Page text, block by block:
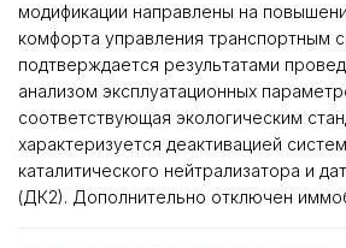
модификации направлены на
комфорта управления транспортным
подтверждается результатами
анализом эксплуатационных
соответствующая экологическим
характеризуется деактивацией
каталитического нейтрализатора и
(ДК2). Дополнительно отключен